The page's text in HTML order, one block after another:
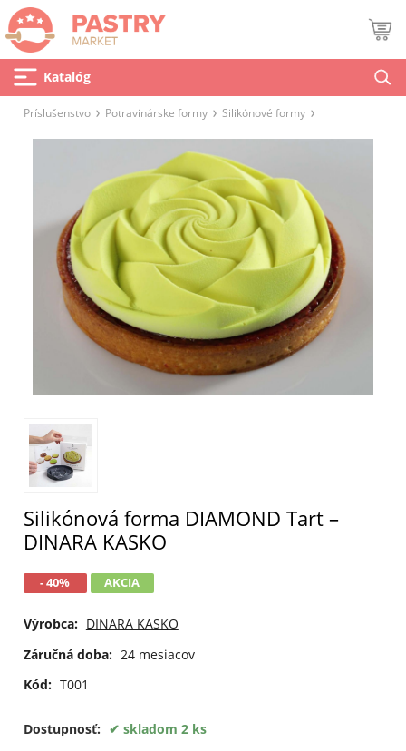
Katalóg
Príslušenstvo Potravinárske formy Silikónové formy
Silikónová forma DIAMOND Tart –
DINARA KASKO
- 40% AKCIA
Výrobca: DINARA KASKO
Záručná doba: 24 mesiacov
Kód: T001
Dostupnosť: skladom 2 ks